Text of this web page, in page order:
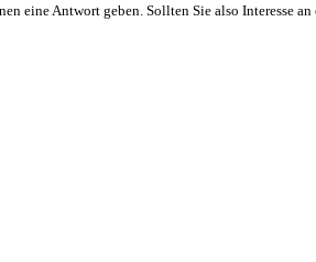
eine Antwort geben. Sollten Sie also Interesse